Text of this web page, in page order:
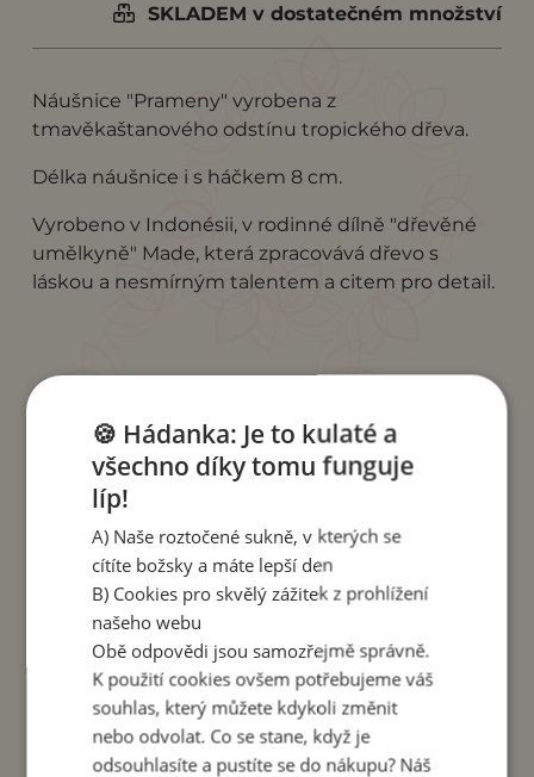
SKLADEM v dostatečném množství
Náušnice "Prameny" vyrobena z
tmavěkaštanového odstínu tropického dřeva.
Délka náušnice i s háčkem 8 cm.
Vyrobeno v Indonésii, v rodinné dílně "dřevěné
umělkyně" Made, která zpracovává dřevo s
láskou a nesmírným talentem a citem pro detail.
SOUVISEJÍCÍ
PRODUKTY
"Coffee
Triko
Keira
"Chocolate"
Sukně
"Mahira"
Triko
Keira
"Cocoa
Brown"
Voňavý
santalu
🍪 Hádanka: Je to kulaté a
všechno díky tomu funguje
líp!
A) Naše roztočené sukně, v kterých se
cítíte božsky a máte lepší den
B) Cookies pro skvělý zážitek z prohlížení
našeho webu
Obě odpovědi jsou samozřejmě správně.
K použití cookies ovšem potřebujeme váš
souhlas, který můžete kdykoli změnit
nebo odvolat. Co se stane, když je
odsouhlasíte a pustíte se do nákupu? Náš